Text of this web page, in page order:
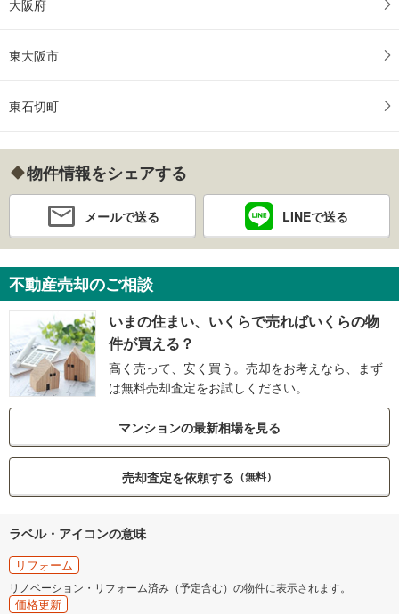
大阪府
東大阪市
東石切町
物件情報をシェアする
メールで送る LINEで送る
不動産売却のご相談
いまの住まい、いくらで売ればいくらの物
件が買える？
高く売って、安く買う。売却をお考えなら、まず
は無料売却査定をお試しください。
マンションの最新相場を見る
売却査定を依頼する （無料）
ラベル・アイコンの意味
リフォーム
リノベーション・リフォーム済み（予定含む）の物件に表示されます。
価格更新